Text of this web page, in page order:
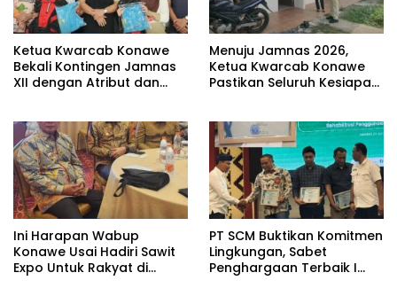
Ketua Kwarcab Konawe
Bekali Kontingen Jamnas
XII dengan Atribut dan
Menuju Jamnas 2026,
Ketua Kwarcab Konawe
Pastikan Seluruh Kesiapan
Ini Harapan Wabup
Konawe Usai Hadiri Sawit
Expo Untuk Rakyat di
PT SCM Buktikan Komitmen
Lingkungan, Sabet
Penghargaan Terbaik I